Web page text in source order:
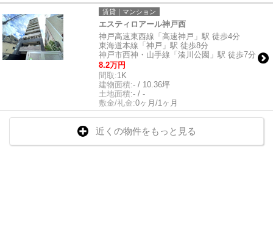
賃貸｜マンション
エスティロアール神戸西
神戸高速東西線「高速神戸」駅 徒歩4分
東海道本線「神戸」駅 徒歩8分
神戸市西神・山手線「湊川公園」駅 徒歩7分
8.2万円
間取:1K
建物面積:- / 10.36坪
土地面積:- / -
敷金/礼金:0ヶ月/1ヶ月
近くの物件をもっと見る